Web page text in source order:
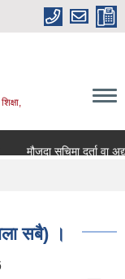
मौजुदा सुचिमा दर्ता वा
सबै) ।